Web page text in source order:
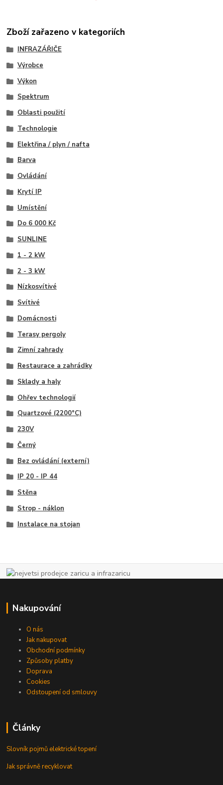
Zboží zařazeno v kategoriích
INFRAZÁŘIČE
Výrobce
Výkon
Spektrum
Oblasti použití
Technologie
Elektřina / plyn / nafta
Barva
Ovládání
Krytí IP
Umístění
Do 6 000 Kč
SUNLINE
1 - 2 kW
2 - 3 kW
Nízkosvítivé
Svítivé
Domácnosti
Terasy pergoly
Zimní zahrady
Restaurace a zahrádky
Sklady a haly
Ohřev technologií
Quartzové (2200°C)
230V
Černý
Bez ovládání (externí)
IP 20 - IP 44
Stěna
Strop - náklon
Instalace na stojan
Nakupování
O nás
Jak nakupovat
Obchodní podmínky
Způsoby platby
Doprava
Cookies
Odstoupení od smlouvy
Články
Slovník pojmů elektrické topení
Jak správně recyklovat